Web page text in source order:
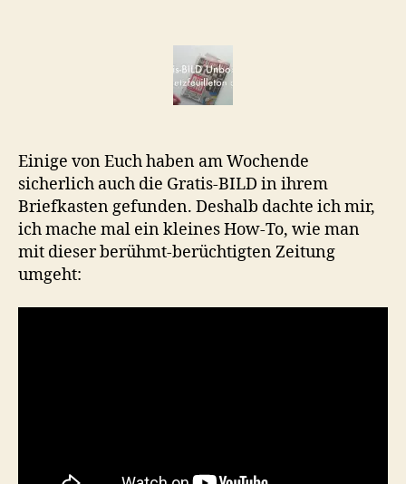
Einige von Euch haben am Wochende
sicherlich auch die Gratis-BILD in ihrem
Briefkasten gefunden. Deshalb dachte ich mir,
ich mache mal ein kleines How-To, wie man
mit dieser berühmt-berüchtigten Zeitung
umgeht: